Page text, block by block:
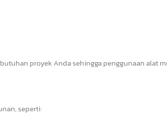
proyek Anda sehingga penggunaan alat
seperti: